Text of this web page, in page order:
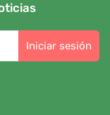
Iniciar sesión